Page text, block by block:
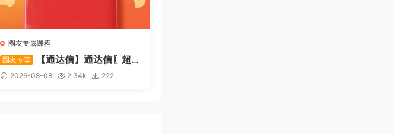
圈友专属课程
圈友专享
【通达信】通达信〖超
强MACD〗副图指标 斐波那契
2026-08-08 2.34k 222